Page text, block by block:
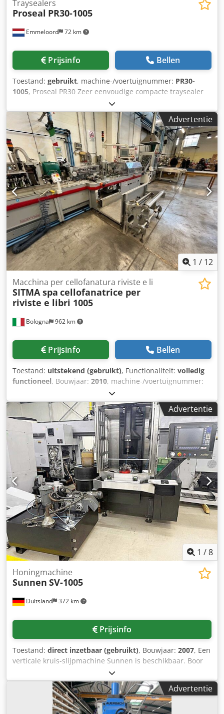
Emmeloord 72 km
Traysealers
Proseal PR30-1005
Prijsinfo Bellen
Toestand: gebruikt, machine-/voertuignummer: PR30-
1005, Proseal PR30 Zeer eenvoudige compacte traysealer
met een hoge output door het draaitafelsysteem.
Chsdpfsku H Nhex Ak Toa Bekijk de video voor een
impressie.
Advertentie
1 / 12
Bologna 962 km
Macchina per cellofanatura riviste e li
SITMA spa cellofanatrice per
riviste e libri 1005
Prijsinfo Bellen
Toestand: uitstekend (gebruikt), Functionaliteit: volledig
functioneel, Bouwjaar: 2010, machine-/voertuignummer:
grijs
ogni sua parte, pronta per essere messa in produzione
composta da : sfilatore a cassetto / 3 mettifogli dei quali 1
con dischi di lancio 1 sdoppiabile per doppio inserimento
inserti, 1 pivottante a 90 gradi per inserimento inserti in
linea di senso di marcia, incollatore abbinato ad
etichettatrice elettronica per inserimento indirizzi da 1
pollice a 4 pollici da 2 a 4 piste oltre anche per conti
correnti, confezionatrice predisposta con apparato
stirofilm per riduzione del lasco sacchetto, staker di
raccolta e conteggio prodotti con espulsioone laterale e
nastro meccanico di uscita prodotto. Codpfx Akeuxmlie
Tsha
Advertentie
1 /8
Duitsland 372 km
Honingmachine
Sunnen SV-1005
Prijsinfo
Toestand: direct inzetbaar (gebruikt), Bouwjaar: 2007, Een
verticale kruis-slijpmachine Sunnen is beschikbaar. Boor
diameterbereik: 3mm-65mm, max. werkstuklengte:
250mm, werkruimte-afmetingen X/Y/Z:
150mm/150mm/150mm, sledesnelheidbereik: 0,001mm-
0,8mm/s, slagentalbereik: 30-400, spilsnelheid: 4000 tpm,
Advertentie